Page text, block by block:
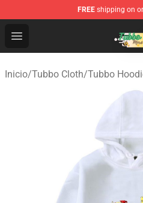
FREE shipping on
Open menu
Tubbo Store - Official
Inicio/Tubbo Cloth/Tubbo